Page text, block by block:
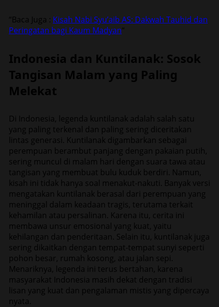
“Baca Juga : Kisah Nabi Syu’aib AS: Dakwah Tauhid dan
Peringatan bagi Kaum Madyan“
Indonesia dan Kuntilanak: Sosok
Tangisan Malam yang Paling
Melekat
Di Indonesia, legenda kuntilanak adalah salah satu
yang paling terkenal dan paling sering diceritakan
lintas generasi. Kuntilanak digambarkan sebagai
perempuan berambut panjang dengan pakaian putih,
sering muncul di malam hari dengan suara tawa atau
tangisan yang membuat bulu kuduk berdiri. Namun,
kisah ini tidak hanya soal menakut-nakuti. Banyak versi
mengatakan kuntilanak berasal dari perempuan yang
meninggal dalam keadaan tragis, terutama terkait
kehamilan atau persalinan. Karena itu, cerita ini
membawa unsur emosional yang kuat, yaitu
kehilangan dan penderitaan. Selain itu, kuntilanak juga
sering dikaitkan dengan tempat-tempat sunyi seperti
pohon besar, rumah kosong, atau jalan sepi.
Menariknya, legenda ini terus bertahan, karena
masyarakat Indonesia masih dekat dengan tradisi
lisan yang kuat dan pengalaman mistis yang dipercaya
nyata.